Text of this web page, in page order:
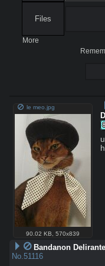
Files
More
le meo.jpg
90.02 KB ,570x839
Bandanon Delirante
No.51116